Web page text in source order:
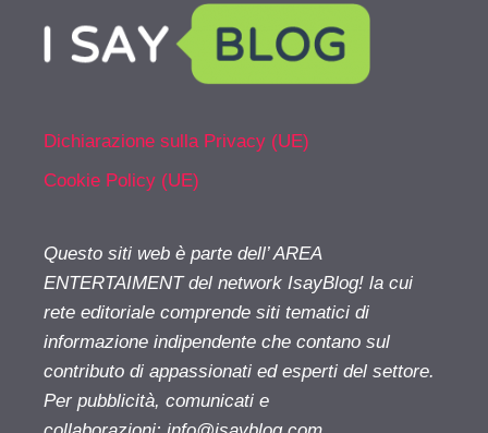
Dichiarazione sulla Privacy (UE)
Cookie Policy (UE)
Questo siti web è parte dell’ AREA
ENTERTAIMENT del network IsayBlog! la cui
rete editoriale comprende siti tematici di
informazione indipendente che contano sul
contributo di appassionati ed esperti del settore.
Per pubblicità, comunicati e